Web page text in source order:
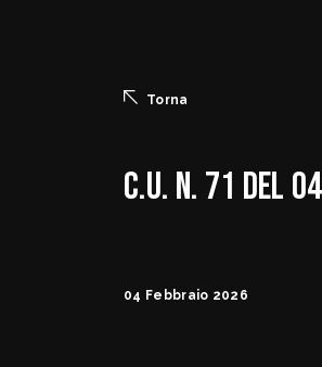
Torna
C.U. N. 71 DEL
04 Febbraio 2026